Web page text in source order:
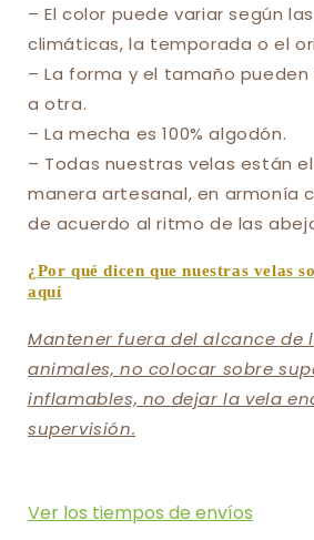
– El color puede variar según
climáticas, la temporada o el
– La forma y el tamaño pueden
a otra.
– La mecha es 100% algodón.
– Todas nuestras velas están
manera artesanal, en armonía
de acuerdo al ritmo de las
¿Por qué dicen que nuestras velas
aquí
Mantener fuera del alcance de
animales, no colocar sobre
inflamables, no dejar la vela
supervisión.
Ver los tiempos de envíos